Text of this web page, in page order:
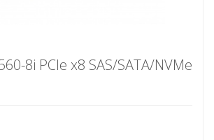
8i PCIe x8 SAS/SATA/NVMe